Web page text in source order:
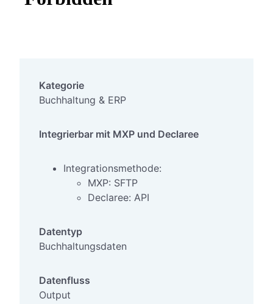
Kategorie
Buchhaltung & ERP
Integrierbar mit MXP und Declaree
Integrationsmethode:
MXP: SFTP
Declaree: API
Datentyp
Buchhaltungsdaten
Datenfluss
Output